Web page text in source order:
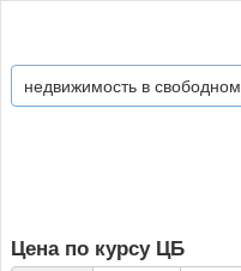
недвижимость в свободном
Цена по курсу ЦБ